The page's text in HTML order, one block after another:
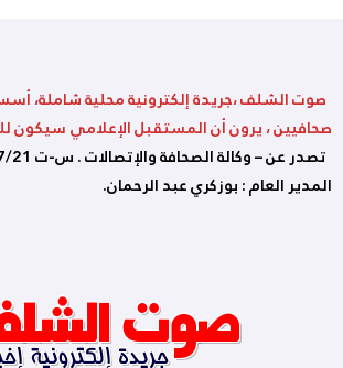
صوت الشلف ،جريدة إلكترونية محلية شاملة،
صحافيين ، يرون أن المستقبل الإعلامي سيكون
تصدر عن –
المدير العام : بوزكري عبد الرحمان.